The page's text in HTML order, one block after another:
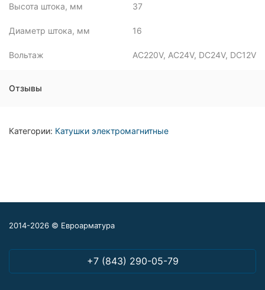
Высота штока, мм 37
Диаметр штока, мм 16
Вольтаж AC220V, AC24V, DC24V, DC12V
Отзывы
Категории: Катушки электромагнитные
2014-2026 © Евроарматура
+7 (843) 290-05-79